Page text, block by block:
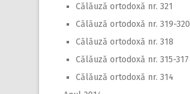
Călăuză ortodoxă nr. 321
Călăuză ortodoxă nr. 319-320
Călăuză ortodoxă nr. 318
Călăuză ortodoxă nr. 315-317
Călăuză ortodoxă nr. 314